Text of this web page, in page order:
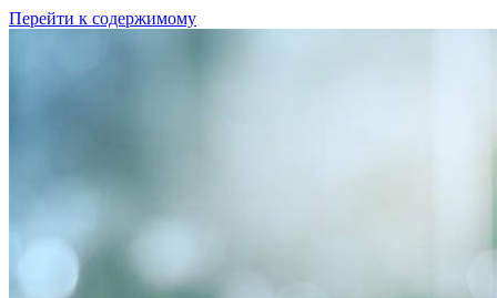
Перейти к содержимому